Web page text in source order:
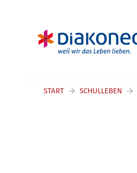
START SCHULLEBEN